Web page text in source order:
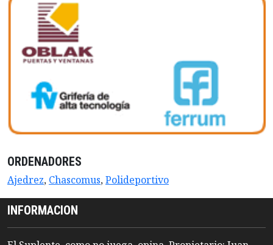
ORDENADORES
Ajedrez, Chascomus,Polideportivo
INFORMACION